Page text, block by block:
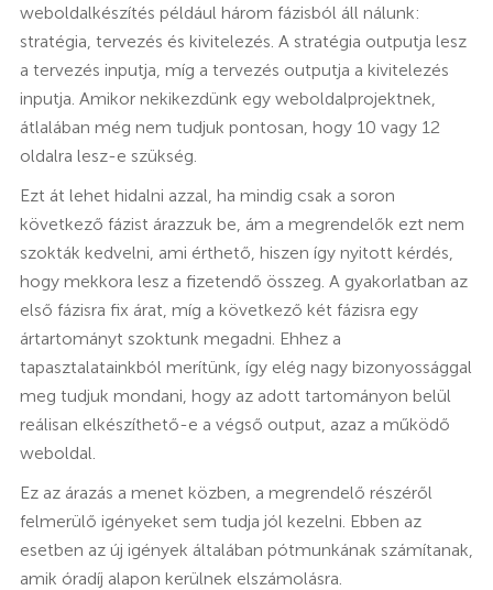
weboldalkészítés például három fázisból áll nálunk:
stratégia, tervezés és kivitelezés. A stratégia outputja lesz
a tervezés inputja, míg a tervezés outputja a kivitelezés
inputja. Amikor nekikezdünk egy weboldalprojektnek,
átlalában még nem tudjuk pontosan, hogy 10 vagy 12
oldalra lesz-e szükség.
Ezt át lehet hidalni azzal, ha mindig csak a soron
következő fázist árazzuk be, ám a megrendelők ezt nem
szokták kedvelni, ami érthető, hiszen így nyitott kérdés,
hogy mekkora lesz a fizetendő összeg. A gyakorlatban az
első fázisra fix árat, míg a következő két fázisra egy
ártartományt szoktunk megadni. Ehhez a
tapasztalatainkból merítünk, így elég nagy bizonyossággal
meg tudjuk mondani, hogy az adott tartományon belül
reálisan elkészíthető-e a végső output, azaz a működő
weboldal.
Ez az árazás a menet közben, a megrendelő részéről
felmerülő igényeket sem tudja jól kezelni. Ebben az
esetben az új igények általában pótmunkának számítanak,
amik óradíj alapon kerülnek elszámolásra.